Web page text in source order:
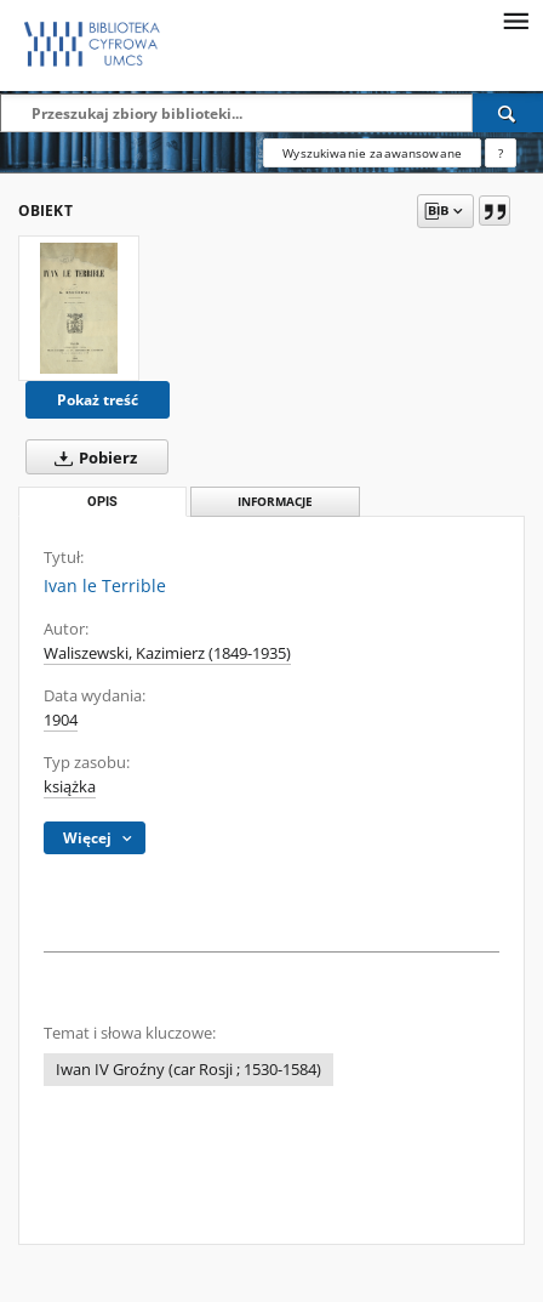
Wyszukiwanie zaawansowane ?
OBIEKT
Pokaż treść
Pobierz
OPIS INFORMACJE
Tytuł:
Ivan le Terrible
Autor:
Waliszewski, Kazimierz (1849-1935)
Data wydania:
1904
Typ zasobu:
książka
Więcej
Temat i słowa kluczowe:
Iwan IV Groźny (car Rosji ; 1530-1584)